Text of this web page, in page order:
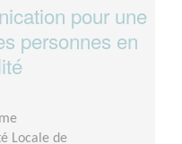
pour une
personnes en
Locale de